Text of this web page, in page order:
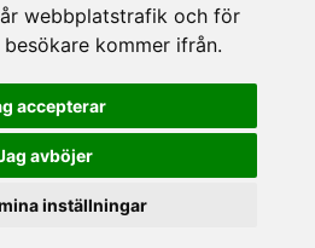
webbplatstrafik och för
kommer ifrån.
accepterar
avböjer
inställningar